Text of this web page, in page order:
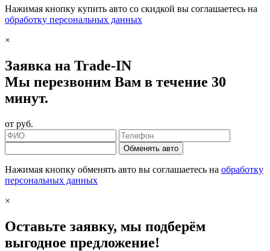
Нажимая кнопку купить авто со скидкой вы соглашаетесь на
обработку персональных данных
×
Заявка на Trade-IN
Мы перезвоним Вам в течение 30
минут.
от руб.
Обменять авто
Нажимая кнопку обменять авто вы соглашаетесь на обработку
персональных данных
×
Оставьте заявку, мы подберём
выгодное предложение!